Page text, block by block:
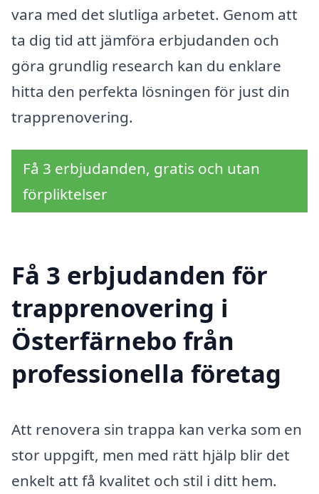
vara med det slutliga arbetet. Genom att
ta dig tid att jämföra erbjudanden och
göra grundlig research kan du enklare
hitta den perfekta lösningen för just din
trapprenovering.
Få 3 erbjudanden, gratis och utan
förpliktelser
Få 3 erbjudanden för
trapprenovering i
Österfärnebo från
professionella företag
Att renovera sin trappa kan verka som en
stor uppgift, men med rätt hjälp blir det
enkelt att få kvalitet och stil i ditt hem.